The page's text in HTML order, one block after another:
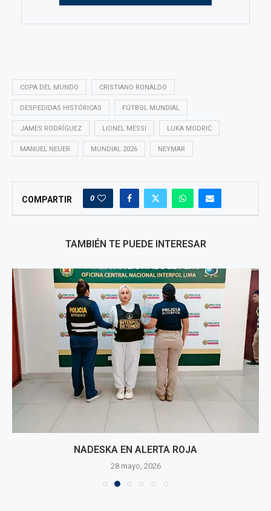
COPA DEL MUNDO CRISTIANO RONALDO
DESPEDIDAS HISTÓRICAS FÚTBOL MUNDIAL
JAMES RODRÍGUEZ LIONEL MESSI LUKA MODRIĆ
MANUEL NEUER MUNDIAL 2026 NEYMAR
COMPARTIR 0
TAMBIÉN TE PUEDE INTERESAR
NADESKA EN ALERTA ROJA
28 mayo, 2026